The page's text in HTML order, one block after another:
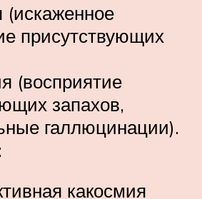
присутствующих
(восприятие
запахов,
галлюцинации).
какосмия